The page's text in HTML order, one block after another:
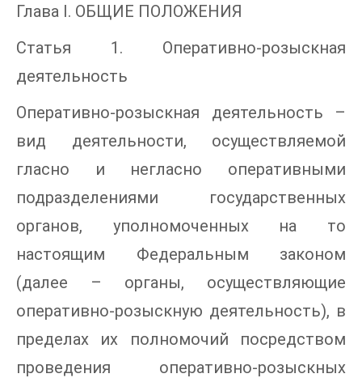
Глава I. ОБЩИЕ ПОЛОЖЕНИЯ
Статья 1. Оперативно-розыскная
деятельность
Оперативно-розыскная деятельность –
вид деятельности, осуществляемой
гласно и негласно оперативными
подразделениями государственных
органов, уполномоченных на то
настоящим Федеральным законом
(далее – органы, осуществляющие
оперативно-розыскную деятельность), в
пределах их полномочий посредством
проведения оперативно-розыскных